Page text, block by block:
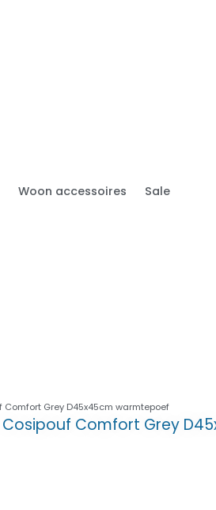
Woon accessoires Sale
Comfort Grey D45x45cm warmtepoef
Cosipouf Comfort Grey